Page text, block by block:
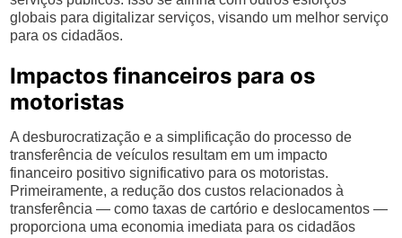
globais para digitalizar serviços, visando um melhor serviço
para os cidadãos.
Impactos financeiros para os
motoristas
A desburocratização e a simplificação do processo de
transferência de veículos resultam em um impacto
financeiro positivo significativo para os motoristas.
Primeiramente, a redução dos custos relacionados à
transferência — como taxas de cartório e deslocamentos —
proporciona uma economia imediata para os cidadãos